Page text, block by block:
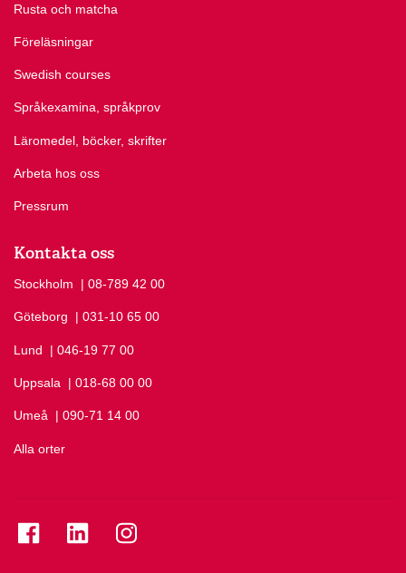
Rusta och matcha
Föreläsningar
Swedish courses
Språkexamina, språkprov
Läromedel, böcker, skrifter
Arbeta hos oss
Pressrum
Kontakta oss
Stockholm Ring Stockholm på
| 08-789 42 00
Göteborg Ring Göteborg på
| 031-10 65 00
Lund Ring Lund på
| 046-19 77 00
Uppsala Ring Uppsala på
| 018-68 00 00
Umeå Ring Umeå på
| 090-71 14 00
Alla orter
Se folkuniversitetet på Facebook
Se folkuniversitetet på LinkedIn